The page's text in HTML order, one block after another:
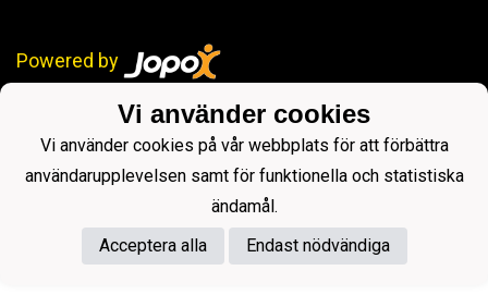
Powered by
Vi använder cookies
Vi använder cookies på vår webbplats för att förbättra
användarupplevelsen samt för funktionella och statistiska
ändamål.
Acceptera alla
Endast nödvändiga